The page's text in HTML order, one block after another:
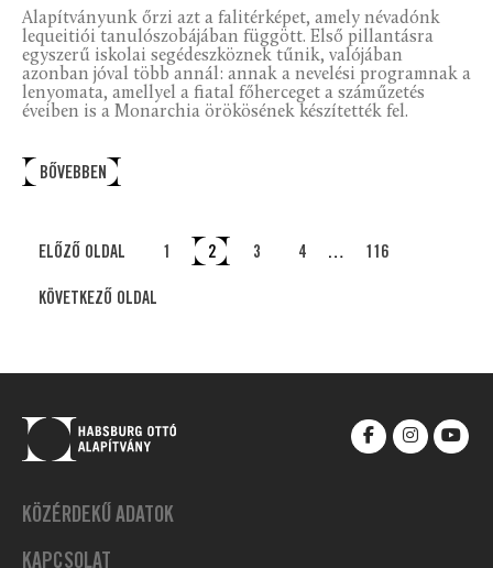
Alapítványunk őrzi azt a falitérképet, amely névadónk
lequeitiói tanulószobájában függött. Első pillantásra
egyszerű iskolai segédeszköznek tűnik, valójában
azonban jóval több annál: annak a nevelési programnak a
lenyomata, amellyel a fiatal főherceget a száműzetés
éveiben is a Monarchia örökösének készítették fel.
BŐVEBBEN
ELŐZŐ OLDAL 1 2 3 4 … 116
KÖVETKEZŐ OLDAL
KÖZÉRDEKŰ ADATOK